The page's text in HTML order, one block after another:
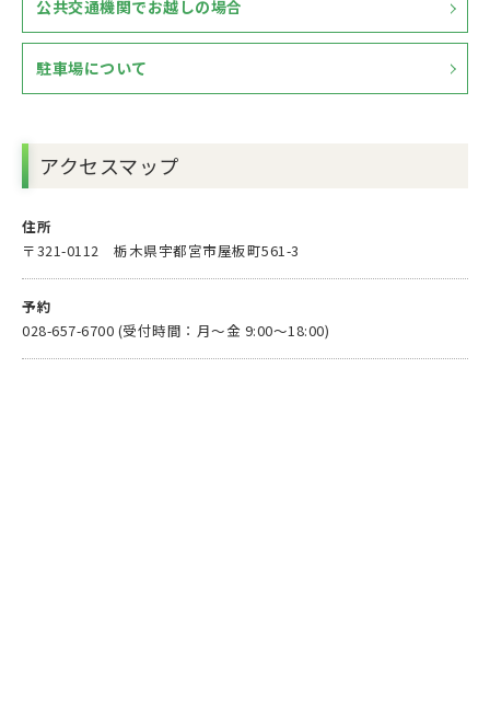
公共交通機関でお越しの場合
駐車場について
アクセスマップ
住所
〒321-0112 栃木県宇都宮市屋板町561-3
予約
028-657-6700 (受付時間：月〜金 9:00〜18:00)